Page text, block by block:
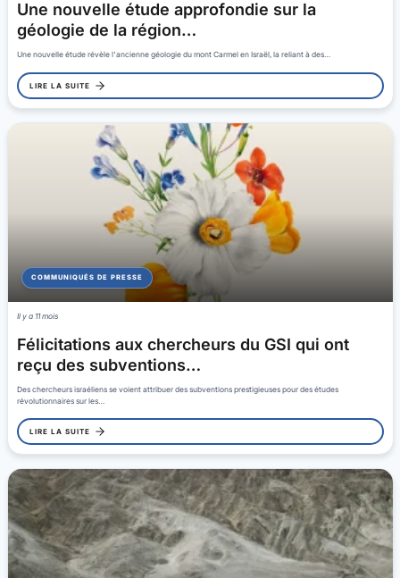
Une nouvelle étude approfondie sur la
géologie de la région…
Une nouvelle étude révèle l'ancienne géologie du mont Carmel en Israël, la reliant à des…
LIRE LA SUITE
COMMUNIQUÉS DE PRESSE
Il y a 11 mois
Félicitations aux chercheurs du GSI qui ont
reçu des subventions…
Des chercheurs israéliens se voient attribuer des subventions prestigieuses pour des études
révolutionnaires sur les…
LIRE LA SUITE